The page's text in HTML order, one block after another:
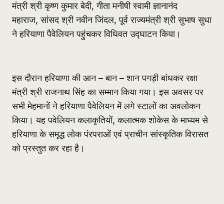
मंत्री श्री कृष्ण कुमार बेदी, गीता मनीषी स्वामी ज्ञानानंद
महाराज, सांसद श्री नवीन जिंदल, पूर्व राज्यमंत्री श्री सुभाष सुधा
ने हरियाणा पैवेलियन पहुंचकर विधिवत उद्घाटन किया।
इस दौरान हरियाणा की आन – बान – शान पगड़ी बांधकर रक्षा
मंत्री श्री राजनाथ सिंह का सम्मान किया गया। इस अवसर पर
सभी मेहमानों ने हरियाणा पैवेलियन में लगे स्टालों का अवलोकन
किया। यह पवेलियन कलाकृतियों, कलात्मक शोकेस के माध्यम से
हरियाणा के समृद्ध लोक पंरपराओं एवं प्राचीन सांस्कृतिक विरासत
को प्रस्तुत कर रहा है।